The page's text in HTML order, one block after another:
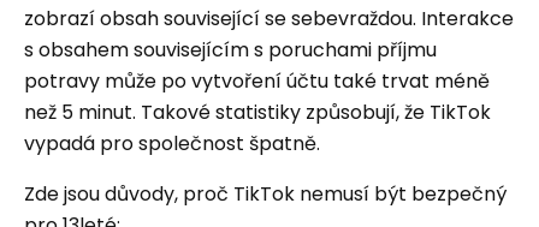
zobrazí obsah související se sebevraždou. Interakce
s obsahem souvisejícím s poruchami příjmu
potravy může po vytvoření účtu také trvat méně
než 5 minut. Takové statistiky způsobují, že TikTok
vypadá pro společnost špatně.
Zde jsou důvody, proč TikTok nemusí být bezpečný